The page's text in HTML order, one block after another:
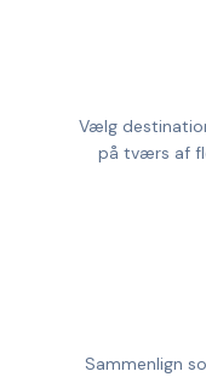
Vælg
på tværs af
Sammenlign